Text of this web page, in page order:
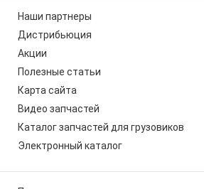
Наши партнеры
Дистрибьюция
Акции
Полезные статьи
Карта сайта
Видео запчастей
Каталог запчастей для грузовиков
Электронный каталог